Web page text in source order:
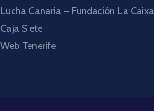
Lucha Canaria – Fundación La Caixa
Caja Siete
Web Tenerife